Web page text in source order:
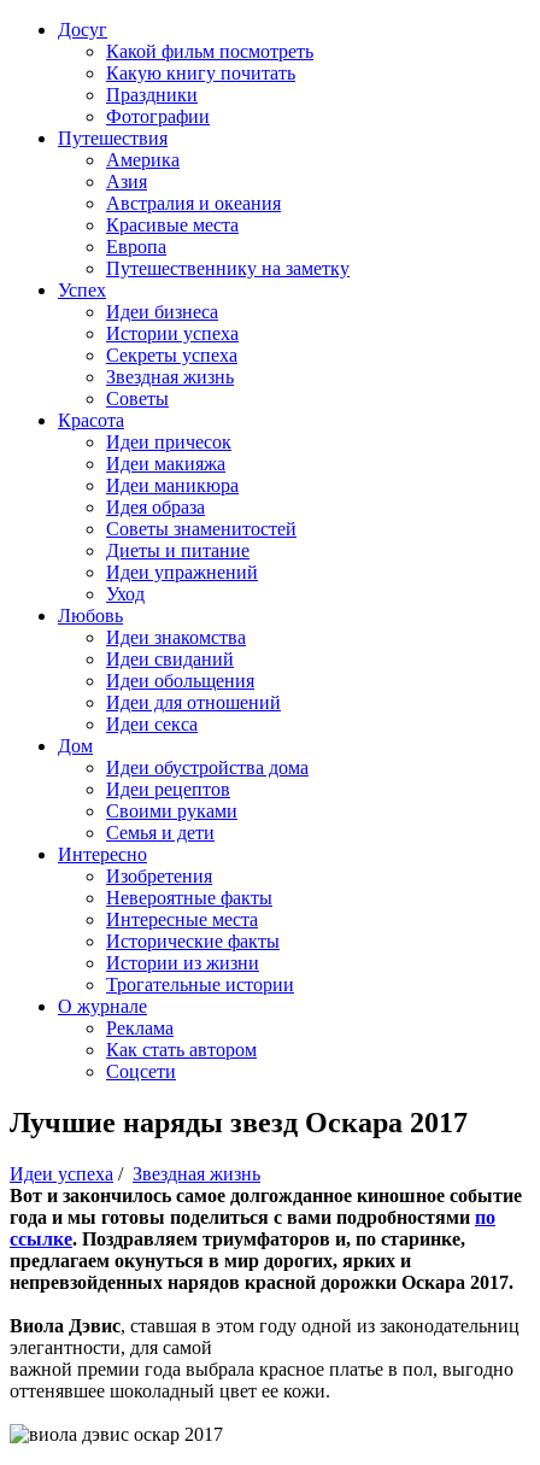
Досуг
Какой фильм посмотреть
Какую книгу почитать
Праздники
Фотографии
Путешествия
Америка
Азия
Австралия и океания
Красивые места
Европа
Путешественнику на заметку
Успех
Идеи бизнеса
Истории успеха
Секреты успеха
Звездная жизнь
Советы
Красота
Идеи причесок
Идеи макияжа
Идеи маникюра
Идея образа
Советы знаменитостей
Диеты и питание
Идеи упражнений
Уход
Любовь
Идеи знакомства
Идеи свиданий
Идеи обольщения
Идеи для отношений
Идеи секса
Дом
Идеи обустройства дома
Идеи рецептов
Своими руками
Семья и дети
Интересно
Изобретения
Невероятные факты
Интересные места
Исторические факты
Истории из жизни
Трогательные истории
О журнале
Реклама
Как стать автором
Соцсети
Лучшие наряды звезд Оскара 2017
Идеи успеха / Звездная жизнь
Вот и закончилось самое долгожданное киношное событие
года и мы готовы поделиться с вами подробностями по
ссылке. Поздравляем триумфаторов и, по старинке,
предлагаем окунуться в мир дорогих, ярких и
непревзойденных нарядов красной дорожки Оскара 2017.
Виола Дэвис, ставшая в этом году одной из законодательниц
элегантности, для самой
важной премии года выбрала красное платье в пол, выгодно
оттенявшее шоколадный цвет ее кожи.